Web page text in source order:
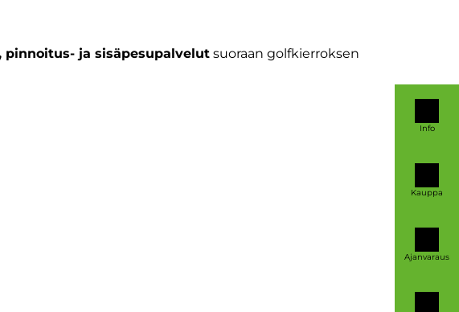
Info
Kauppa
Ajanvaraus
pinnoitus- ja sisäpesupalvelut suoraan golfkierroksen